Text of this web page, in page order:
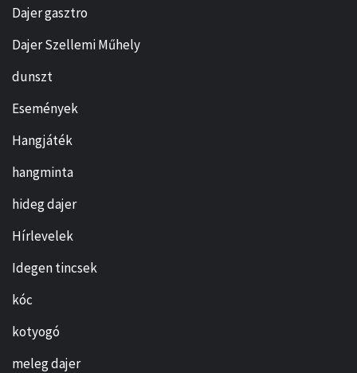
Dajer gasztro
Dajer Szellemi Műhely
dunszt
Események
Hangjáték
hangminta
hideg dajer
Hírlevelek
Idegen tincsek
kóc
kotyogó
meleg dajer